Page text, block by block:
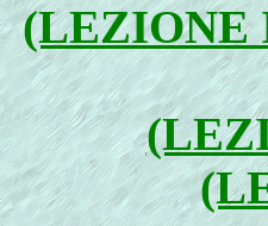
(LEZIONE